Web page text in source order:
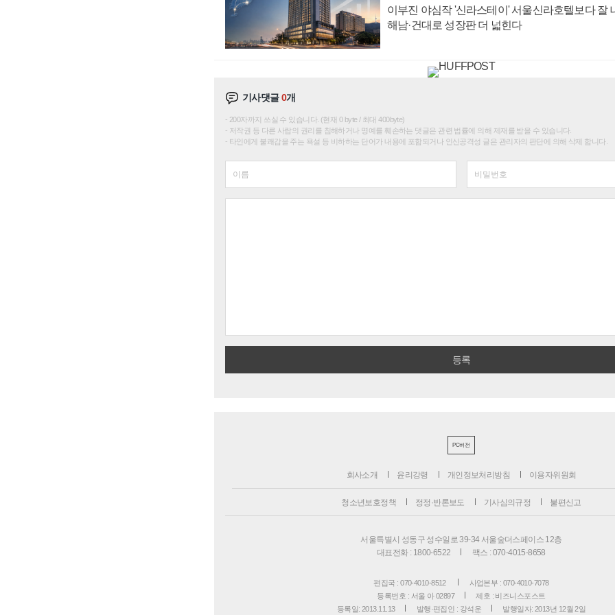
이부진 야심작 '신라스테이' 서울신라호텔보다 잘
해남·건대로 성장판 더 넓힌다
기사댓글0개
200자까지 쓰실 수 있습니다. (현재 0 byte / 최대 400byte)
저작권 등 다른 사람의 권리를 침해하거나 명예를 훼손하는 댓글은 관련 법률에 의해 제재를 받을 수 있습니다.
타인에게 불쾌감을 주는 욕설 등 비하하는 단어가 내용에 포함되거나 인신공격성 글은 관리자의 판단에 의해 삭제 합니다.
PC버전
회사소개 윤리강령 개인정보처리방침 이용자위원회
청소년보호정책 정정·반론보도 기사심의규정 불편신고
서울특별시 성동구 성수일로 39-34 서울숲더스페이스 12층
대표전화 : 1800-6522
팩스 : 070-4015-8658
편집국 : 070-4010-8512
사업본부 : 070-4010-7078
등록번호 : 서울 아 02897
제호 : 비즈니스포스트
등록일: 2013.11.13
발행·편집인 : 강석운 발행일자: 2013년 12월 2일